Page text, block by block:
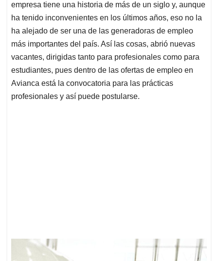
empresa tiene una historia de más de un siglo y, aunque
ha tenido inconvenientes en los últimos años, eso no la
ha alejado de ser una de las generadoras de empleo
más importantes del país. Así las cosas, abrió nuevas
vacantes, dirigidas tanto para profesionales como para
estudiantes, pues dentro de las ofertas de empleo en
Avianca está la convocatoria para las prácticas
profesionales y así puede postularse.